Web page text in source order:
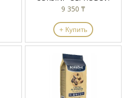
9 350 ₸
+ Купить